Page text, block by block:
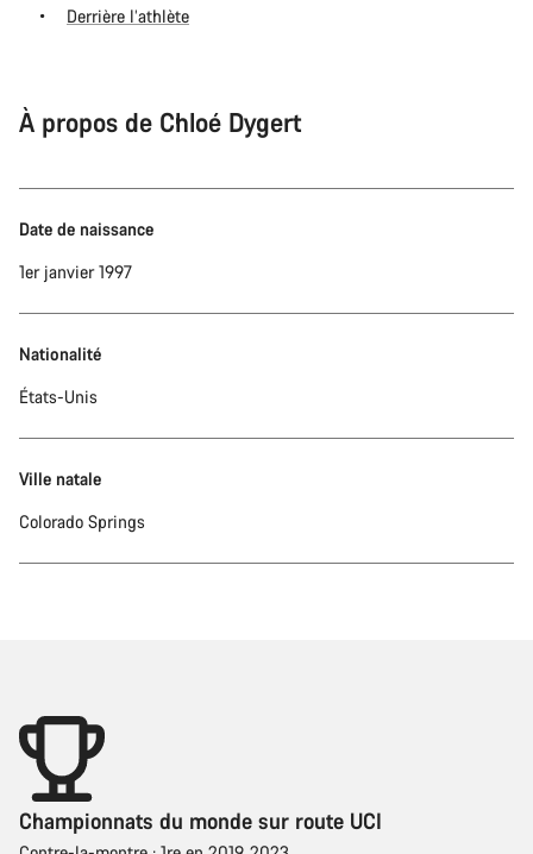
Derrière l’athlète
À propos de Chloé Dygert
Date de naissance
1er janvier 1997
Nationalité
États-Unis
Ville natale
Colorado Springs
Championnats du monde sur route UCI